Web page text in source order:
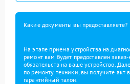
Какие документы вы предоставляете?
На этапе приема устройства на
ремонт вам будет предоставлен
обязательств на ваше устройство.
по ремонту техники, вы получите акт
гарантийный талон.